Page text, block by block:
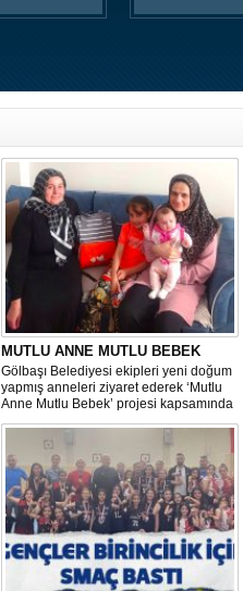
MUTLU ANNE MUTLU BEBEK
Gölbaşı Belediyesi ekipleri yeni doğum
yapmış anneleri ziyaret ederek ‘Mutlu
Anne Mutlu Bebek’ projesi kapsamında
hem içerisinde doğum sonrası temel
ediyor hem de uygulamalı eğitim
veriyor.